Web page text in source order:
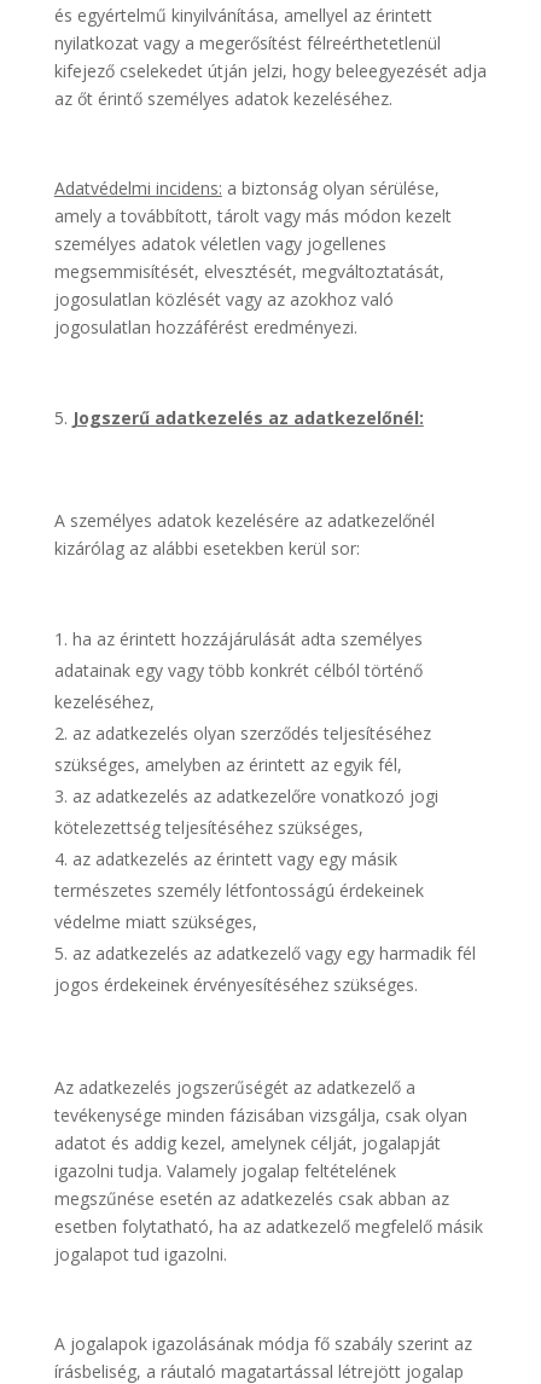
és egyértelmű kinyilvánítása, amellyel az érintett
nyilatkozat vagy a megerősítést félreérthetetlenül
kifejező cselekedet útján jelzi, hogy beleegyezését adja
az őt érintő személyes adatok kezeléséhez.
Adatvédelmi incidens: a biztonság olyan sérülése,
amely a továbbított, tárolt vagy más módon kezelt
személyes adatok véletlen vagy jogellenes
megsemmisítését, elvesztését, megváltoztatását,
jogosulatlan közlését vagy az azokhoz való
jogosulatlan hozzáférést eredményezi.
Jogszerű adatkezelés az adatkezelőnél:
A személyes adatok kezelésére az adatkezelőnél
kizárólag az alábbi esetekben kerül sor:
ha az érintett hozzájárulását adta személyes
adatainak egy vagy több konkrét célból történő
kezeléséhez,
az adatkezelés olyan szerződés teljesítéséhez
szükséges, amelyben az érintett az egyik fél,
az adatkezelés az adatkezelőre vonatkozó jogi
kötelezettség teljesítéséhez szükséges,
az adatkezelés az érintett vagy egy másik
természetes személy létfontosságú érdekeinek
védelme miatt szükséges,
az adatkezelés az adatkezelő vagy egy harmadik fél
jogos érdekeinek érvényesítéséhez szükséges.
Az adatkezelés jogszerűségét az adatkezelő a
tevékenysége minden fázisában vizsgálja, csak olyan
adatot és addig kezel, amelynek célját, jogalapját
igazolni tudja. Valamely jogalap feltételének
megszűnése esetén az adatkezelés csak abban az
esetben folytatható, ha az adatkezelő megfelelő másik
jogalapot tud igazolni.
A jogalapok igazolásának módja fő szabály szerint az
írásbeliség, a ráutaló magatartással létrejött jogalap